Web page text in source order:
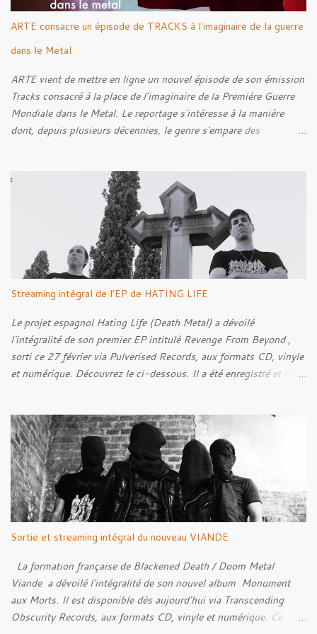
ARTE consacre un épisode de TRACKS à l'imaginaire de la guerre
dans le Metal
ARTE vient de mettre en ligne un nouvel épisode de son émission
Tracks consacré à la place de l'imaginaire de la Première Guerre
Mondiale dans le Metal. Le reportage s'intéresse à la manière
dont, depuis plusieurs décennies, le genre s'empare des
cette réflexion, Tracks est allé à la rencontre de Noise (
Kanonenfieber ) et de Dmytro Kumar ( 1914 ), qui reviennent sur
leur intérêt pour la Première Guerre mondiale. Le documentaire
donne également la parole au producteur Kristian "Kohle"
Kohlmannslehner, collaborateur de 1914 , ainsi qu'à l'historien
Ralf Raths, directeur du Musée allemand des blindés de Munster,
afin d'interroger plus largement la place des images de guerre
dans l'esthétique et l'imaginaire du Metal. Le reportage est à
découvrir ci-dessous :
Streaming intégral de l'EP de HATING LIFE
Le projet espagnol Hating Life (Death Metal) a dévoilé
l'intégralité de son premier EP intitulé Revenge From Beyond ,
sorti ce 27 février via Pulverised Records, aux formats CD, vinyle
et numérique. Découvrez le ci-dessous. Il a été enregistré et mixé
Rebellion Against The Vile 05. Revenge From Beyond 06. The
Sense Of Fear
Sortie et streaming intégral du nouveau VIANDE
La formation française de Blackened Death / Doom Metal
Viande a dévoilé l'intégralité de son nouvel album Monument
aux Morts. Il est disponible dès aujourd'hui via Transcending
Obscurity Records, aux formats CD, vinyle et numérique. Ce